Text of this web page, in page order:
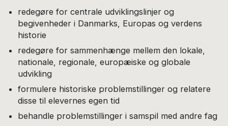
redegøre for centrale udviklingslinjer og
begivenheder i Danmarks, Europas og verdens
historie
redegøre for sammenhænge mellem den lokale,
nationale, regionale, europæiske og globale
udvikling
formulere historiske problemstillinger og relatere
disse til elevernes egen tid
behandle problemstillinger i samspil med andre fag